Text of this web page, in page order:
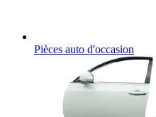
Pièces auto d'occasion